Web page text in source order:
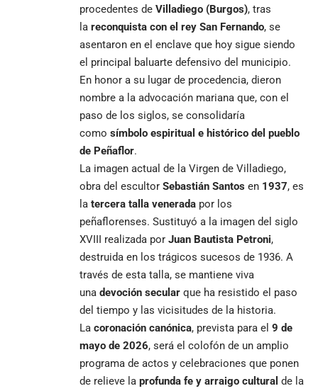
procedentes de Villadiego (Burgos), tras
la reconquista con el rey San Fernando, se
asentaron en el enclave que hoy sigue siendo
el principal baluarte defensivo del municipio.
En honor a su lugar de procedencia, dieron
nombre a la advocación mariana que, con el
paso de los siglos, se consolidaría
como símbolo espiritual e histórico del pueblo
de Peñaflor.
La imagen actual de la Virgen de Villadiego,
obra del escultor Sebastián Santos en 1937, es
la tercera talla venerada por los
peñaflorenses. Sustituyó a la imagen del siglo
XVIII realizada por Juan Bautista Petroni,
destruida en los trágicos sucesos de 1936. A
través de esta talla, se mantiene viva
una devoción secular que ha resistido el paso
del tiempo y las vicisitudes de la historia.
La coronación canónica, prevista para el 9 de
mayo de 2026, será el colofón de un amplio
programa de actos y celebraciones que ponen
de relieve la profunda fe y arraigo cultural de la